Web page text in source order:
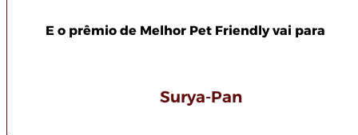
E o prêmio de Melhor Pet Friendly vai para
Surya-Pan